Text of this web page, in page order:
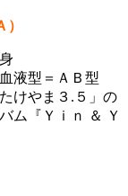
型＝ＡＢ型
けやま３.５」の
ム『Ｙｉｎ ＆ Ｙ